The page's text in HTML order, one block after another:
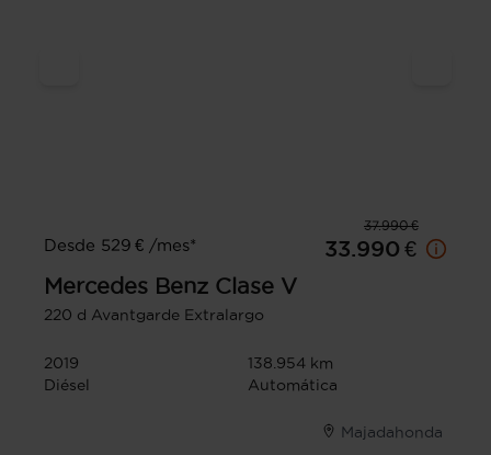
37.990 €
Desde 529 € /mes*
33.990 €
Mercedes Benz Clase V
220 d Avantgarde Extralargo
2019
138.954 km
Diésel
Automática
Majadahonda